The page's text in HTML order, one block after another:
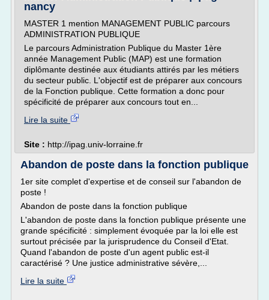
nancy
MASTER 1 mention MANAGEMENT PUBLIC parcours
ADMINISTRATION PUBLIQUE
Le parcours Administration Publique du Master 1ère
année Management Public (MAP) est une formation
diplômante destinée aux étudiants attirés par les métiers
du secteur public. L'objectif est de préparer aux concours
de la Fonction publique. Cette formation a donc pour
spécificité de préparer aux concours tout en...
Lire la suite
Site : http://ipag.univ-lorraine.fr
Abandon de poste dans la fonction publique
1er site complet d'expertise et de conseil sur l'abandon de
poste !
Abandon de poste dans la fonction publique
L'abandon de poste dans la fonction publique présente une
grande spécificité : simplement évoquée par la loi elle est
surtout précisée par la jurisprudence du Conseil d'Etat.
Quand l'abandon de poste d'un agent public est-il
caractérisé ? Une justice administrative sévère,...
Lire la suite